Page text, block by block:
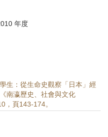
年度
生：從生命史觀察「日本」經
南瀛歷史、社會與文化
，頁143-174。